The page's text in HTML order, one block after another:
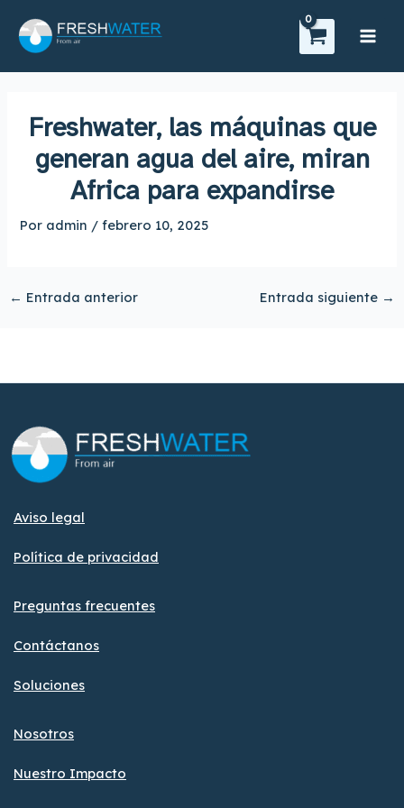
contenido
Freshwater, las máquinas que
generan agua del aire, miran
Africa para expandirse
Por admin /febrero 10, 2025
← Entrada anterior Entrada siguiente →
Aviso legal
Política de privacidad
Preguntas frecuentes
Contáctanos
Soluciones
Nosotros
Nuestro Impacto